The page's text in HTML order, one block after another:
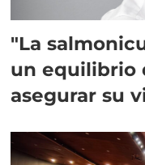
"La
un equilibrio
asegurar su